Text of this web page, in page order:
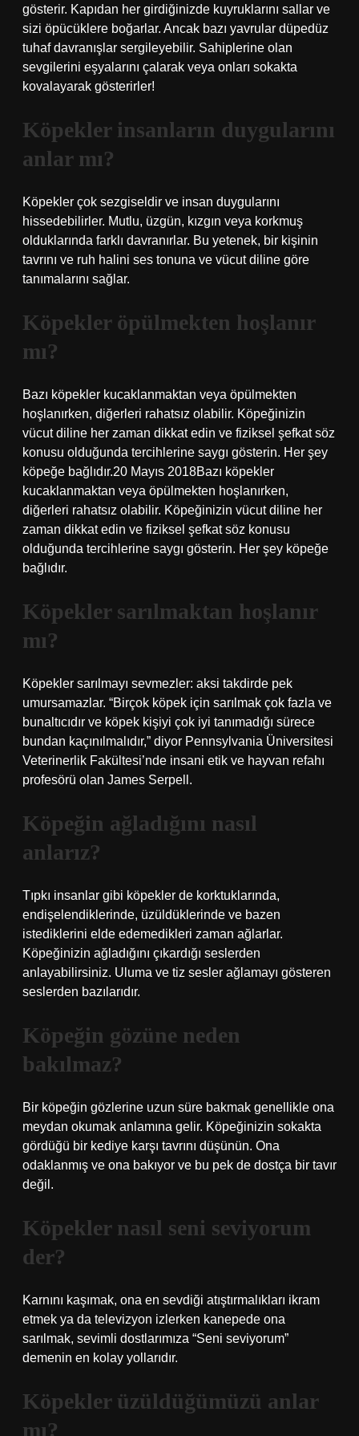
gösterir. Kapıdan her girdiğinizde kuyruklarını sallar ve
sizi öpücüklere boğarlar. Ancak bazı yavrular düpedüz
tuhaf davranışlar sergileyebilir. Sahiplerine olan
sevgilerini eşyalarını çalarak veya onları sokakta
kovalayarak gösterirler!
Köpekler insanların duygularını
anlar mı?
Köpekler çok sezgiseldir ve insan duygularını
hissedebilirler. Mutlu, üzgün, kızgın veya korkmuş
olduklarında farklı davranırlar. Bu yetenek, bir kişinin
tavrını ve ruh halini ses tonuna ve vücut diline göre
tanımalarını sağlar.
Köpekler öpülmekten hoşlanır
mı?
Bazı köpekler kucaklanmaktan veya öpülmekten
hoşlanırken, diğerleri rahatsız olabilir. Köpeğinizin
vücut diline her zaman dikkat edin ve fiziksel şefkat söz
konusu olduğunda tercihlerine saygı gösterin. Her şey
köpeğe bağlıdır.20 Mayıs 2018Bazı köpekler
kucaklanmaktan veya öpülmekten hoşlanırken,
diğerleri rahatsız olabilir. Köpeğinizin vücut diline her
zaman dikkat edin ve fiziksel şefkat söz konusu
olduğunda tercihlerine saygı gösterin. Her şey köpeğe
bağlıdır.
Köpekler sarılmaktan hoşlanır
mı?
Köpekler sarılmayı sevmezler: aksi takdirde pek
umursamazlar. “Birçok köpek için sarılmak çok fazla ve
bunaltıcıdır ve köpek kişiyi çok iyi tanımadığı sürece
bundan kaçınılmalıdır,” diyor Pennsylvania Üniversitesi
Veterinerlik Fakültesi’nde insani etik ve hayvan refahı
profesörü olan James Serpell.
Köpeğin ağladığını nasıl
anlarız?
Tıpkı insanlar gibi köpekler de korktuklarında,
endişelendiklerinde, üzüldüklerinde ve bazen
istediklerini elde edemedikleri zaman ağlarlar.
Köpeğinizin ağladığını çıkardığı seslerden
anlayabilirsiniz. Uluma ve tiz sesler ağlamayı gösteren
seslerden bazılarıdır.
Köpeğin gözüne neden
bakılmaz?
Bir köpeğin gözlerine uzun süre bakmak genellikle ona
meydan okumak anlamına gelir. Köpeğinizin sokakta
gördüğü bir kediye karşı tavrını düşünün. Ona
odaklanmış ve ona bakıyor ve bu pek de dostça bir tavır
değil.
Köpekler nasıl seni seviyorum
der?
Karnını kaşımak, ona en sevdiği atıştırmalıkları ikram
etmek ya da televizyon izlerken kanepede ona
sarılmak, sevimli dostlarımıza “Seni seviyorum”
demenin en kolay yollarıdır.
Köpekler üzüldüğümüzü anlar
mı?